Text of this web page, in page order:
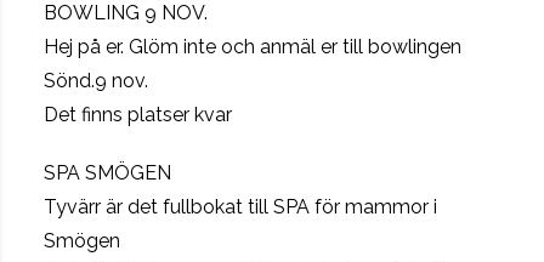
BOWLING 9 NOV.
Hej på er. Glöm inte och anmäl er till bowlingen
Sönd.9 nov.
Det finns platser kvar
SPA SMÖGEN
Tyvärr är det fullbokat till SPA för mammor i
Smögen